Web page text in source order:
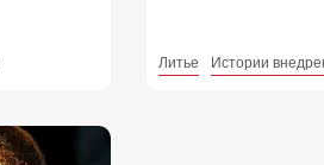
Литье Истории